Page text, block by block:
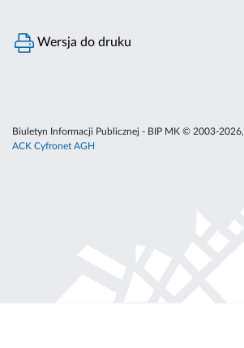
Wersja do druku
Biuletyn Informacji Publicznej - BIP MK © 2003-2026,
ACK Cyfronet AGH